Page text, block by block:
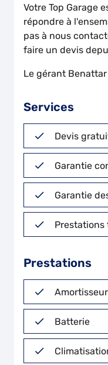
Votre Top Garage
répondre à
pas à nous
faire un devis
Le gérant
Services
Devis
Garantie
Garantie
Prestations
Batterie